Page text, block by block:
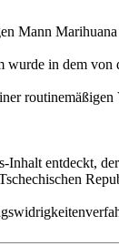
Mann
in dem
entdeckt,